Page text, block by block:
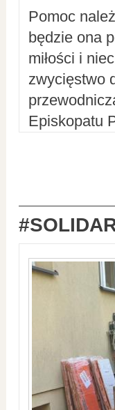
Pomoc
będzie ona
miłości i
zwycięstwo
Episkopatu